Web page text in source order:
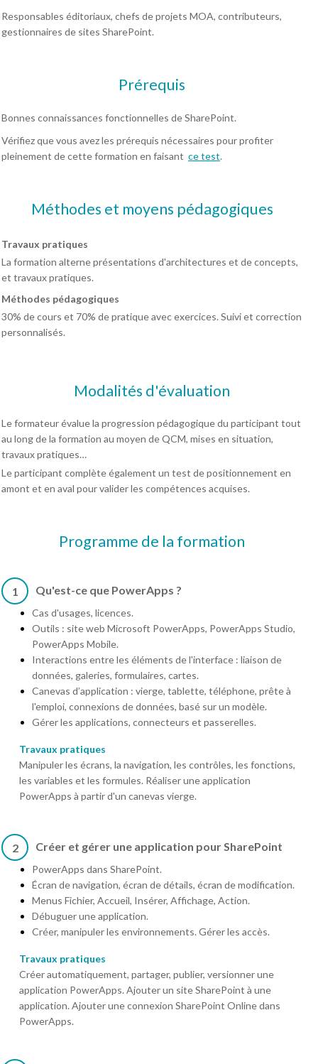
Responsables éditoriaux, chefs de projets MOA, contributeurs,
gestionnaires de sites SharePoint.
Prérequis
Bonnes connaissances fonctionnelles de SharePoint.
Vérifiez que vous avez les prérequis nécessaires pour profiter
pleinement de cette formation en faisant ce test.
Méthodes et moyens pédagogiques
Travaux pratiques
La formation alterne présentations d'architectures et de concepts,
et travaux pratiques.
Méthodes pédagogiques
30% de cours et 70% de pratique avec exercices. Suivi et correction
personnalisés.
Modalités d'évaluation
Le formateur évalue la progression pédagogique du participant tout
au long de la formation au moyen de QCM, mises en situation,
travaux pratiques…
Le participant complète également un test de positionnement en
amont et en aval pour valider les compétences acquises.
Programme de la formation
1 Qu'est-ce que PowerApps ?
Cas d'usages, licences.
Outils : site web Microsoft PowerApps, PowerApps Studio,
PowerApps Mobile.
Interactions entre les éléments de l'interface : liaison de
données, galeries, formulaires, cartes.
Canevas d’application : vierge, tablette, téléphone, prête à
l'emploi, connexions de données, basé sur un modèle.
Gérer les applications, connecteurs et passerelles.
Travaux pratiques
Manipuler les écrans, la navigation, les contrôles, les fonctions,
les variables et les formules. Réaliser une application
PowerApps à partir d'un canevas vierge.
2 Créer et gérer une application pour SharePoint
PowerApps dans SharePoint.
Écran de navigation, écran de détails, écran de modification.
Menus Fichier, Accueil, Insérer, Affichage, Action.
Débuguer une application.
Créer, manipuler les environnements. Gérer les accès.
Travaux pratiques
Créer automatiquement, partager, publier, versionner une
application PowerApps. Ajouter un site SharePoint à une
application. Ajouter une connexion SharePoint Online dans
PowerApps.